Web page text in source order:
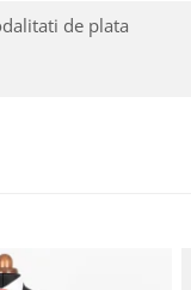
de plata